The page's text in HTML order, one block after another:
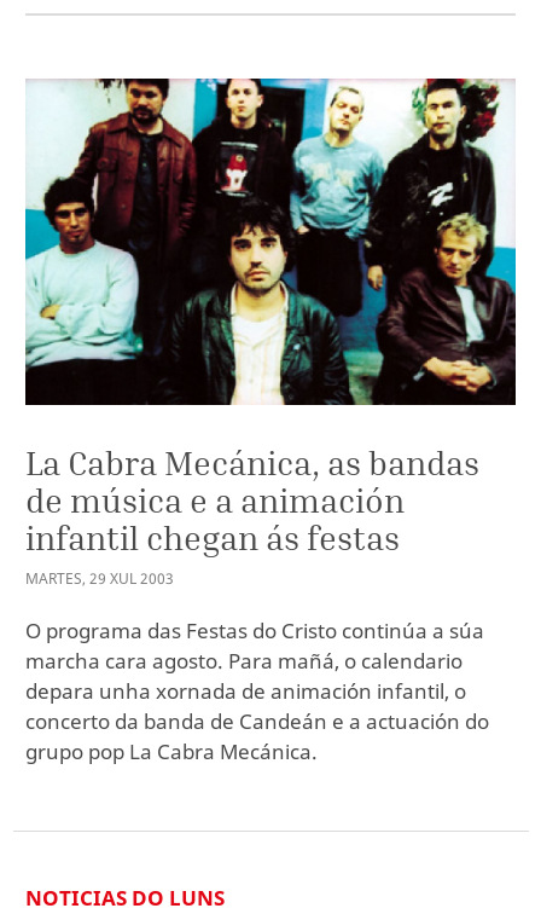
La Cabra Mecánica, as bandas
de música e a animación
infantil chegan ás festas
MARTES, 29 XUL2003
O programa das Festas do Cristo continúa a súa
marcha cara agosto. Para mañá, o calendario
depara unha xornada de animación infantil, o
concerto da banda de Candeán e a actuación do
grupo pop La Cabra Mecánica.
NOTICIAS DO LUNS